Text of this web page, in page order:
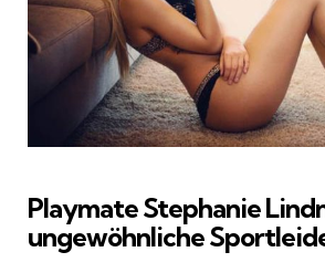
Playmate Stephanie
ungewöhnliche